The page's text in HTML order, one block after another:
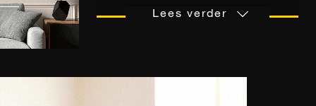
oude foto's. Sinds haar tienerjaren
Lees verder